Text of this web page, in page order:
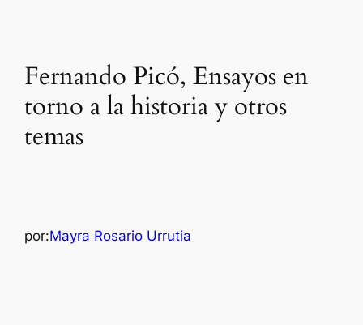
Fernando Picó, Ensayos en
torno a la historia y otros
temas
por:Mayra Rosario Urrutia